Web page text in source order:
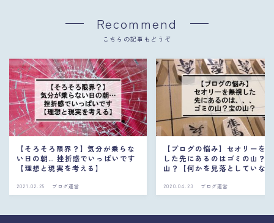
Recommend
こちらの記事もどうぞ
【そろそろ限界？】気分が乗らな
い日の朝… 挫折感でいっぱいです
【理想と現実を考える】
2021.02.25 ブログ運営
【ブログの悩み】セオリーを
した先にあるのはゴミの山？
山？【何かを見落としていない
2020.04.23 ブログ運営